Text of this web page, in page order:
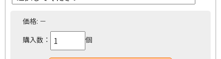
価格: －
購入数：
個